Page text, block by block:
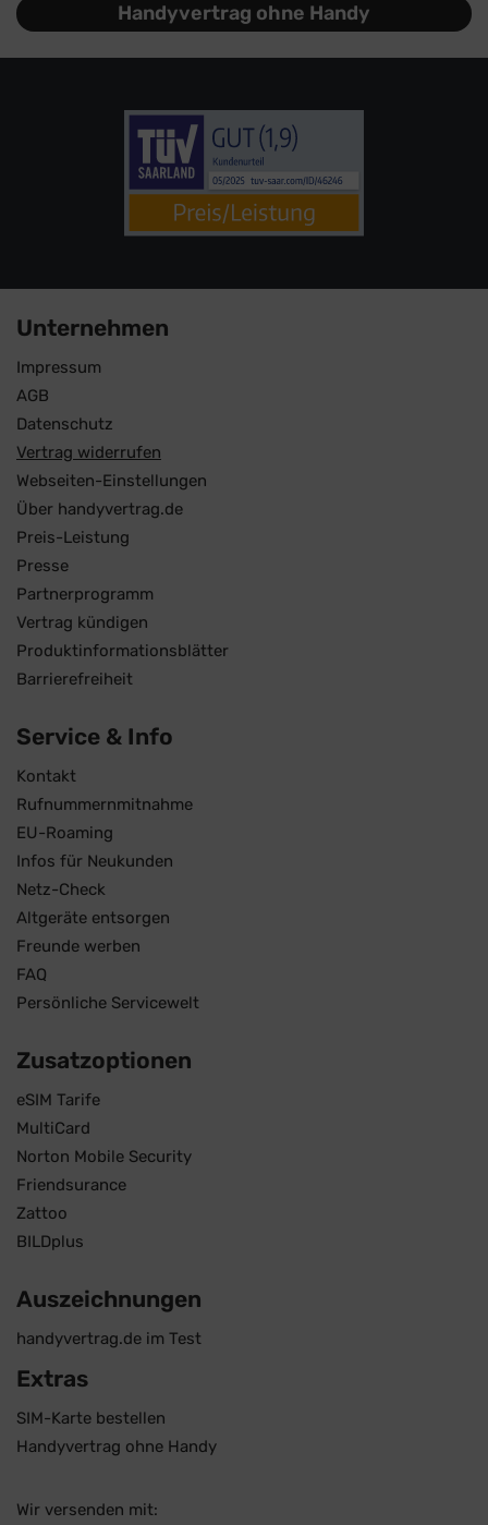
Handyvertrag ohne Handy
Unternehmen
Impressum
AGB
Datenschutz
Vertrag widerrufen
Webseiten-Einstellungen
Über handyvertrag.de
Preis-Leistung
Presse
Partnerprogramm
Vertrag kündigen
Produktinformationsblätter
Barrierefreiheit
Service & Info
Kontakt
Rufnummernmitnahme
EU-Roaming
Infos für Neukunden
Netz-Check
Altgeräte entsorgen
Freunde werben
FAQ
Persönliche Servicewelt
Zusatzoptionen
eSIM Tarife
MultiCard
Norton Mobile Security
Friendsurance
Zattoo
BILDplus
Auszeichnungen
handyvertrag.de im Test
Extras
SIM-Karte bestellen
Handyvertrag ohne Handy
Wir versenden mit: